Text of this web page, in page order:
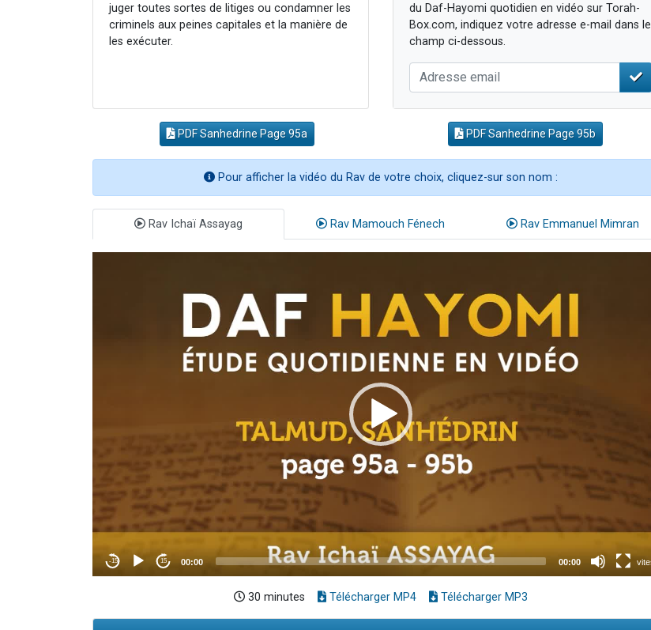
juger toutes sortes de litiges ou condamner les
criminels aux peines capitales et la manière de
les exécuter.
du Daf-Hayomi quotidien en vidéo sur Torah-
Box.com, indiquez votre adresse e-mail dans le
champ ci-dessous.
PDF Sanhedrine Page 95a PDF Sanhedrine Page 95b
Pour afficher la vidéo du Rav de votre choix, cliquez-sur son nom :
Rav Ichaï Assayag Rav Mamouch Fénech Rav Emmanuel Mimran
30 minutes Télécharger MP4 Télécharger MP3